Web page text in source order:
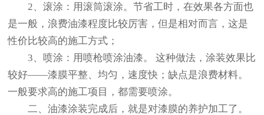
2、滚涂：用滚筒滚涂。节省工时，在效果各方面也
是一般，浪费油漆程度比较厉害，但是相对而言，这是
性价比较高的施工方式；
3、喷涂：用喷枪喷涂油漆。 这种做法，涂装效果比
较好——漆膜平整、均匀，速度快；缺点是浪费材料。
一般要求高的施工项目，都需要喷涂。
二、油漆涂装完成后，就是对漆膜的养护加工了。